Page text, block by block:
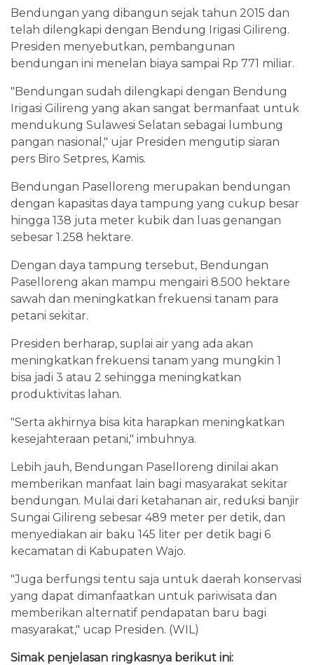
Bendungan yang dibangun sejak tahun 2015 dan
telah dilengkapi dengan Bendung Irigasi Gilireng.
Presiden menyebutkan, pembangunan
bendungan ini menelan biaya sampai Rp 771 miliar.
"Bendungan sudah dilengkapi dengan Bendung
Irigasi Gilireng yang akan sangat bermanfaat untuk
mendukung Sulawesi Selatan sebagai lumbung
pangan nasional," ujar Presiden mengutip siaran
pers Biro Setpres, Kamis.
Bendungan Paselloreng merupakan bendungan
dengan kapasitas daya tampung yang cukup besar
hingga 138 juta meter kubik dan luas genangan
sebesar 1.258 hektare.
Dengan daya tampung tersebut, Bendungan
Paselloreng akan mampu mengairi 8.500 hektare
sawah dan meningkatkan frekuensi tanam para
petani sekitar.
Presiden berharap, suplai air yang ada akan
meningkatkan frekuensi tanam yang mungkin 1
bisa jadi 3 atau 2 sehingga meningkatkan
produktivitas lahan.
"Serta akhirnya bisa kita harapkan meningkatkan
kesejahteraan petani," imbuhnya.
Lebih jauh, Bendungan Paselloreng dinilai akan
memberikan manfaat lain bagi masyarakat sekitar
bendungan. Mulai dari ketahanan air, reduksi banjir
Sungai Gilireng sebesar 489 meter per detik, dan
menyediakan air baku 145 liter per detik bagi 6
kecamatan di Kabupaten Wajo.
"Juga berfungsi tentu saja untuk daerah konservasi
yang dapat dimanfaatkan untuk pariwisata dan
memberikan alternatif pendapatan baru bagi
masyarakat," ucap Presiden. (WIL)
Simak penjelasan ringkasnya berikut ini: